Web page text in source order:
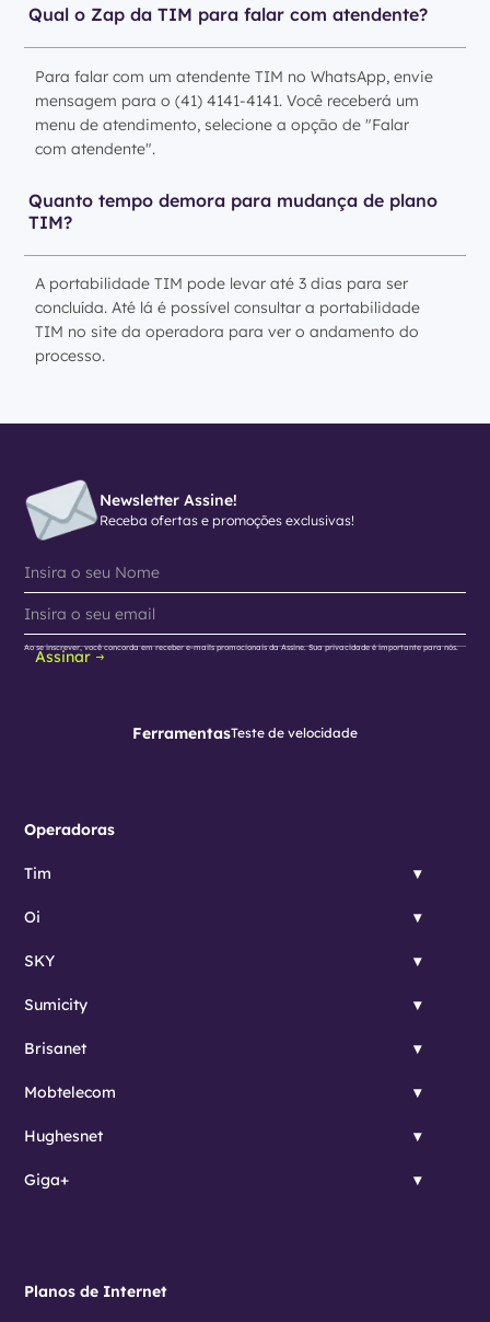
Qual o Zap da TIM para falar com atendente?
Para falar com um atendente TIM no WhatsApp, envie
mensagem para o (41) 4141-4141. Você receberá um
menu de atendimento, selecione a opção de "Falar
com atendente".
Quanto tempo demora para mudança de plano
TIM?
A portabilidade TIM pode levar até 3 dias para ser
concluída. Até lá é possível consultar a portabilidade
TIM no site da operadora para ver o andamento do
processo.
Newsletter Assine!
Receba ofertas e promoções exclusivas!
Assinar
Ao se inscrever, você concorda em receber e-mails promocionais da Assine. Sua privacidade é importante para nós.
FerramentasTeste de velocidade
Operadoras
Tim
Oi
SKY
Sumicity
Brisanet
Mobtelecom
Hughesnet
Giga+
Planos de Internet